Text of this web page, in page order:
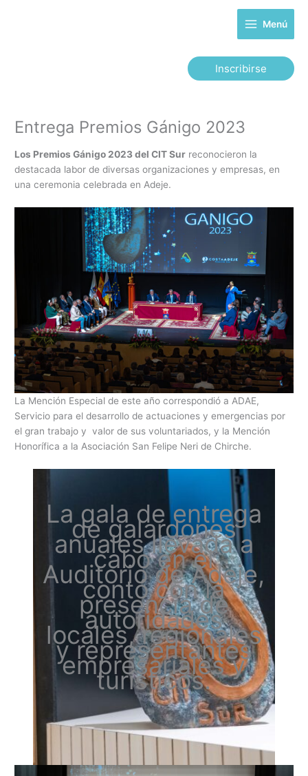
Menú
Inscribirse
Entrega Premios Gánigo 2023
Los Premios Gánigo 2023 del CIT Sur reconocieron la
destacada labor de diversas organizaciones y empresas, en
una ceremonia celebrada en Adeje.
La Mención Especial de este año correspondió a ADAE,
Servicio para el desarrollo de actuaciones y emergencias por
el gran trabajo y valor de sus voluntariados, y la Mención
Honorífica a la Asociación San Felipe Neri de Chirche.
La gala de entrega
de galardones
anuales llevada a
cabo en el
Auditorio de Adeje,
contó con la
presencia de
autoridades
locales, regionales
y representantes
empresariales y
turísticos.